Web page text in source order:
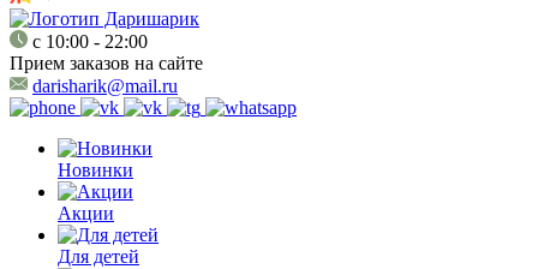
c 10:00 - 22:00
Прием заказов на сайте
darisharik@mail.ru
Новинки
Акции
Для детей